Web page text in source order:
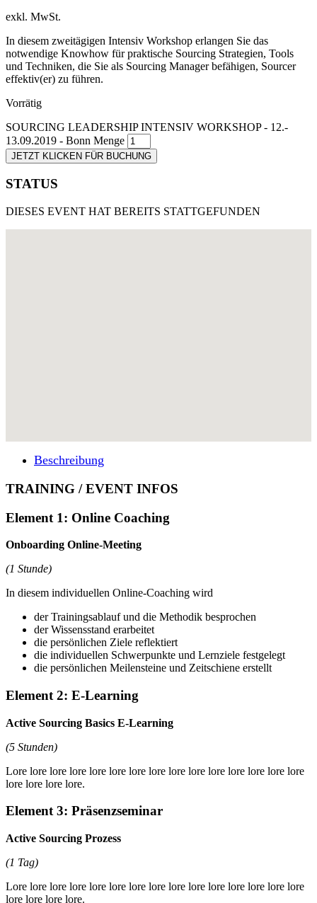
exkl. MwSt.
In diesem zweitägigen Intensiv Workshop erlangen Sie das
notwendige Knowhow für praktische Sourcing Strategien, Tools
und Techniken, die Sie als Sourcing Manager befähigen, Sourcer
effektiv(er) zu führen.
Vorrätig
SOURCING LEADERSHIP INTENSIV WORKSHOP - 12.-
13.09.2019 - Bonn Menge
JETZT KLICKEN FÜR BUCHUNG
STATUS
DIESES EVENT HAT BEREITS STATTGEFUNDEN
Beschreibung
TRAINING / EVENT INFOS
Element 1: Online Coaching
Onboarding Online-Meeting
(1 Stunde)
In diesem individuellen Online-Coaching wird
der Trainingsablauf und die Methodik besprochen
der Wissensstand erarbeitet
die persönlichen Ziele reflektiert
die individuellen Schwerpunkte und Lernziele festgelegt
die persönlichen Meilensteine und Zeitschiene erstellt
Element 2: E-Learning
Active Sourcing Basics E-Learning
(5 Stunden)
Lore lore lore lore lore lore lore lore lore lore lore lore lore lore lore
lore lore lore lore.
Element 3: Präsenzseminar
Active Sourcing Prozess
(1 Tag)
Lore lore lore lore lore lore lore lore lore lore lore lore lore lore lore
lore lore lore lore.